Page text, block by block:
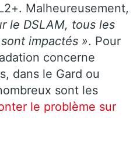
Malheureusement,
le DSLAM, tous les
sont impactés ». Pour
concerne
dans le Gard ou
sont les
le problème sur